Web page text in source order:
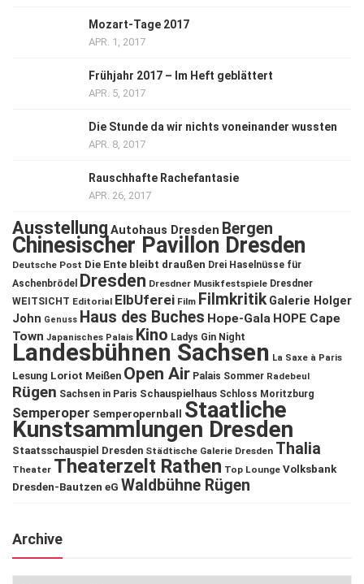
Mozart-Tage 2017
APR. 1, 2017
Frühjahr 2017 – Im Heft geblättert
APR. 5, 2017
Die Stunde da wir nichts voneinander wussten
APR. 8, 2017
Rauschhafte Rachefantasie
APR. 26, 2017
Ausstellung Autohaus Dresden Bergen
Chinesischer Pavillon Dresden
Deutsche Post Die Ente bleibt draußen Drei Haselnüsse für
Aschenbrödel
Dresden Dresdner Musikfestspiele Dresdner
WEITSICHT Editorial ElbUferei Film Filmkritik Galerie Holger
John Genuss Haus des Buches Hope-Gala HOPE Cape
Town Japanisches Palais Kino Ladys Gin Night
Landesbühnen Sachsen La Saxe à Paris
Lesung Loriot Meißen Open Air Palais Sommer Radebeul
Rügen Sachsen in Paris Schauspielhaus Schloss Moritzburg
Semperoper Semperopernball Staatliche
Kunstsammlungen Dresden
Staatsschauspiel Dresden Städtische Galerie Dresden Thalia
Theater Theaterzelt Rathen Top Lounge Volksbank
Dresden-Bautzen eG Waldbühne Rügen
Archive